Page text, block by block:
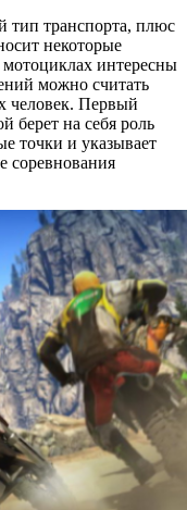
тип транспорта, плюс
некоторые
интересны
можно считать
человек. Первый
берет на себя роль
точки и указывает
соревнования